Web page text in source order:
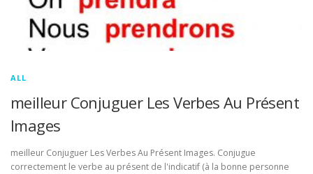
ALL
meilleur Conjuguer Les Verbes Au Présent
Images
meilleur Conjuguer Les Verbes Au Présent Images. Conjugue
correctement le verbe au présent de l'indicatif (à la bonne personne